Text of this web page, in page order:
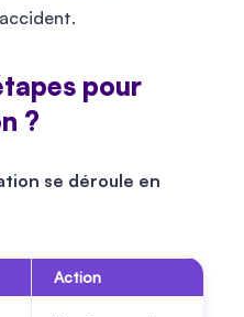
pour
?
se déroule en
Action